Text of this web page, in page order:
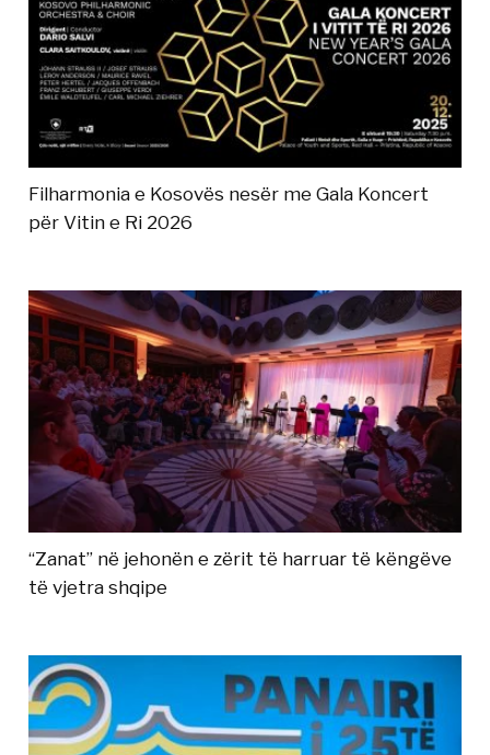
Filharmonia e Kosovës nesër me Gala Koncert
për Vitin e Ri 2026
“Zanat” në jehonën e zërit të harruar të këngëve
të vjetra shqipe